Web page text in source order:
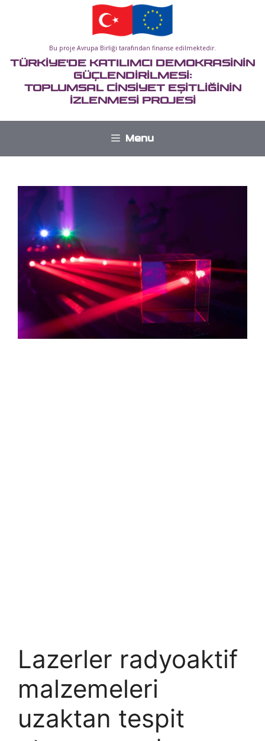
Bu proje Avrupa Birliği tarafından finanse edilmektedir.
TÜRKİYE'DE KATILIMCI DEMOKRASİNİN
GÜÇLENDİRİLMESİ:
TOPLUMSAL CİNSİYET EŞİTLİĞİNİN
İZLENMESİ PROJESİ
Menu
Lazerler radyoaktif
malzemeleri
uzaktan tespit